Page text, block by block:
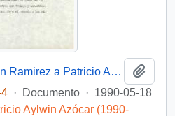
[Carta de Guillermo León Ramirez a Patricio Aylwin]
· Documento · 1990-05-18
Aylwin Azócar (1990-